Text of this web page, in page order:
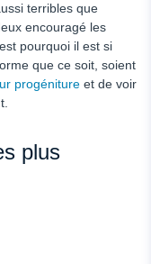
terribles que
encouragé les
pourquoi il est si
que ce soit, soient
progéniture et de voir
plus